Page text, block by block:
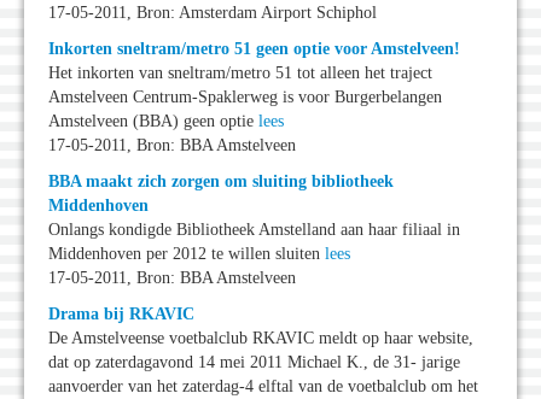
17-05-2011, Bron: Amsterdam Airport Schiphol
Inkorten sneltram/metro 51 geen optie voor Amstelveen!
Het inkorten van sneltram/metro 51 tot alleen het traject
Amstelveen Centrum-Spaklerweg is voor Burgerbelangen
Amstelveen (BBA) geen optie lees
17-05-2011, Bron: BBA Amstelveen
BBA maakt zich zorgen om sluiting bibliotheek
Middenhoven
Onlangs kondigde Bibliotheek Amstelland aan haar filiaal in
Middenhoven per 2012 te willen sluiten lees
17-05-2011, Bron: BBA Amstelveen
Drama bij RKAVIC
De Amstelveense voetbalclub RKAVIC meldt op haar website,
dat op zaterdagavond 14 mei 2011 Michael K., de 31- jarige
aanvoerder van het zaterdag-4 elftal van de voetbalclub om het